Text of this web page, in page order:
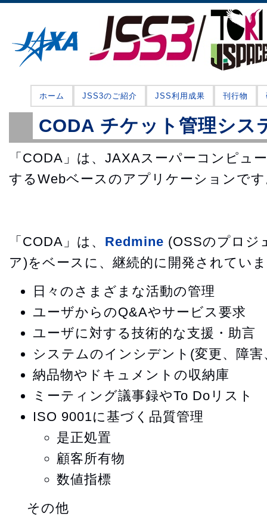
ホーム JSS3のご紹介 JSS利用成果 刊行物
CODA チケット管理シス
「CODA」は、JAXAスーパーコンピュ
するWebベースのアプリケーションで
「CODA」は、 Redmine (OSSのプロジ
ア)をベースに、継続的に開発されてい
日々のさまざまな活動の管理
ユーザからのQ&Aやサービス要求
ユーザに対する技術的な支援・助言
システムのインシデント(変更、障害
納品物やドキュメントの収納庫
ミーティング議事録やTo Doリスト
ISO 9001に基づく品質管理
是正処置
顧客所有物
数値指標
その他